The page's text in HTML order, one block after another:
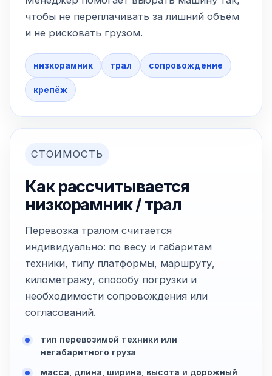
чтобы не переплачивать за лишний объём
и не рисковать грузом.
низкорамник трал сопровождение
крепёж
СТОИМОСТЬ
Как рассчитывается
низкорамник / трал
Перевозка тралом считается
индивидуально: по весу и габаритам
техники, типу платформы, маршруту,
километражу, способу погрузки и
необходимости сопровождения или
согласований.
тип перевозимой техники или
негабаритного груза
масса, длина, ширина, высота и дорожный